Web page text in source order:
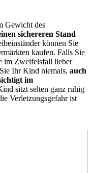
Gewicht des
sichereren Stand
können Sie
kaufen. Falls Sie
im Zweifelsfall lieber
Ihr Kind niemals, auch
im
sitzt selten ganz ruhig
Verletzungsgefahr ist